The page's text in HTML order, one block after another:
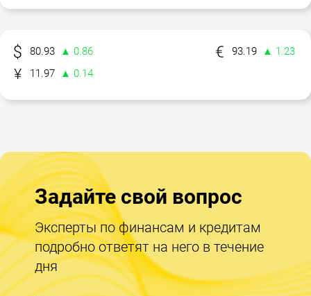
80.93 ▲ 0.86 93.19
▲ 1.23
11.97
▲ 0.14
Задайте свой вопрос
Эксперты по финансам и кредитам
подробно ответят на него в течение
дня